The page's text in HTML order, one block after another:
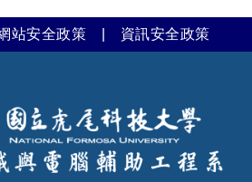
站安全政策 資訊安全政策